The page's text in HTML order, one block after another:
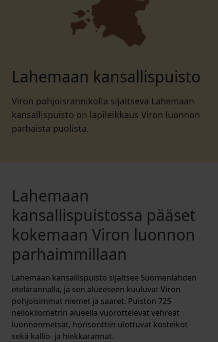
Lahemaan kansallispuisto
Viron pohjoisrannikolla sijaitseva Lahemaan
kansallispuisto on läpileikkaus Viron luonnon
parhaista puolista.
Lahemaan
kansallispuistossa pääset
kokemaan Viron luonnon
parhaimmillaan
Lahemaan kansallispuisto sijaitsee Suomenlahden
etelärannalla, ja sen alueeseen kuuluvat Viron
pohjoisimmat niemet ja saaret. Puiston 725
neliökilometrin alueella vuorottelevat vehreät
luonnonmetsät, horisonttiin ulottuvat kosteikot
sekä kallio- ja hiekkarannat.